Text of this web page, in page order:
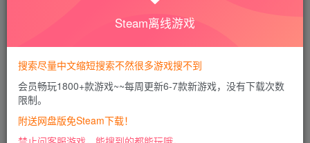
Steam离线游戏
搜索尽量中文缩短搜索不然很多游戏搜不到
会员畅玩1800+款游戏~~每周更新6-7款新游戏，没有下载次数
限制。
附送网盘版免Steam下载！